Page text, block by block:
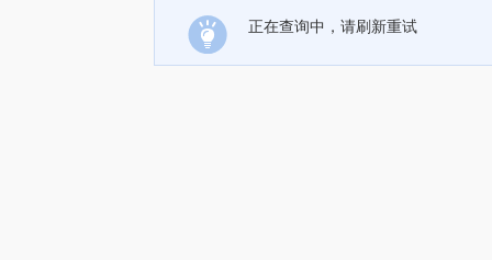
正在查询中，请刷新重试